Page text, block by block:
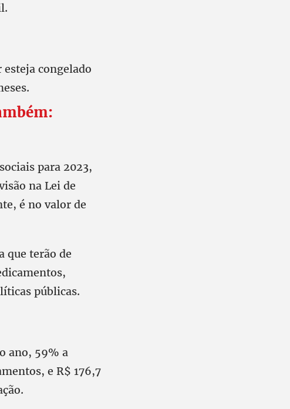
esteja congelado
para 2023,
na Lei de
é no valor de
que terão de
públicas.
ano, 59% a
e R$ 176,7